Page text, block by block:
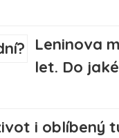
Leninova
let. Do
i oblíbený